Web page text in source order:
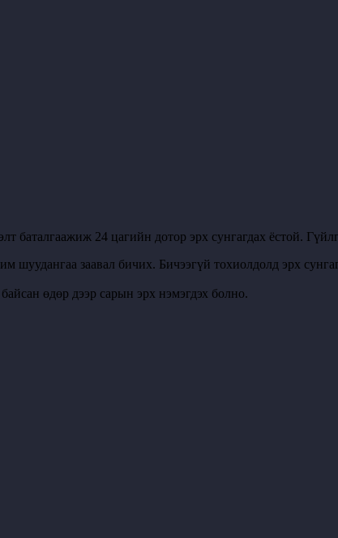
баталгаажиж 24 цагийн дотор эрх сунгагдах ёстой.
шуудангаа заавал бичих. Бичээгүй тохиолдолд эрх
өдөр дээр сарын эрх нэмэгдэх болно.